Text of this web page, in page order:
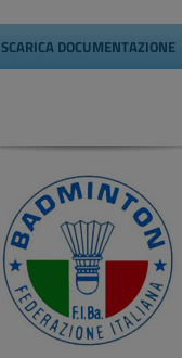
SCARICA DOCUMENTAZIONE